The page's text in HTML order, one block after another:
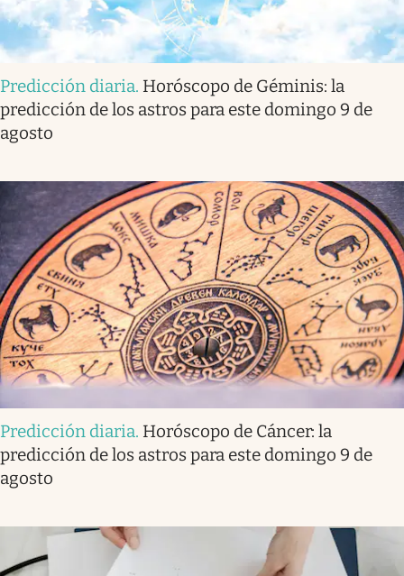
Predicción diaria. Horóscopo de Géminis: la
predicción de los astros para este domingo 9 de
agosto
Predicción diaria. Horóscopo de Cáncer: la
predicción de los astros para este domingo 9 de
agosto